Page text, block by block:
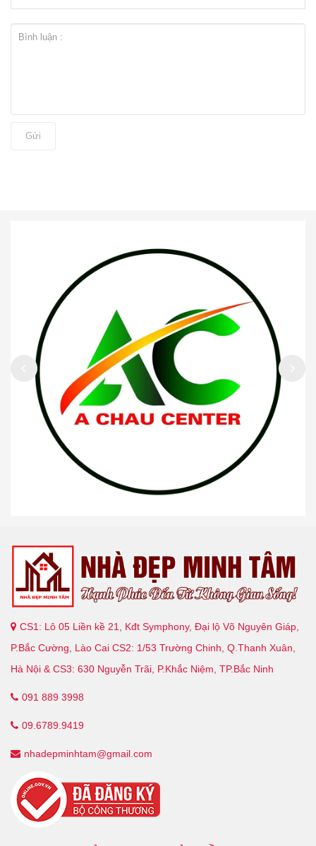
Gửi
CS1: Lô 05 Liền kề 21, Kđt Symphony, Đại lộ Võ Nguyên Giáp,
P.Bắc Cường, Lào Cai CS2: 1/53 Trường Chinh, Q.Thanh Xuân,
Hà Nội & CS3: 630 Nguyễn Trãi, P.Khắc Niệm, TP.Bắc Ninh
091 889 3998
09.6789.9419
nhadepminhtam@gmail.com